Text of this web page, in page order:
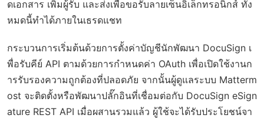
ดเอกสาร เพิ่มผู้รับ และส่งเพื่อขอรับลายเซ็นอิเล็กทรอนิกส์ ทั้ง
หมดนี้ทำได้ภายในเธรดแชท
กระบวนการเริ่มต้นด้วยการตั้งค่าบัญชีนักพัฒนา DocuSign เ
พื่อรับคีย์ API ตามด้วยการกำหนดค่า OAuth เพื่อเปิดใช้งานก
ารรับรองความถูกต้องที่ปลอดภัย จากนั้นผู้ดูแลระบบ Matterm
ost จะติดตั้งหรือพัฒนาปลั๊กอินที่เชื่อมต่อกับ DocuSign eSign
ature REST API เมื่อผสานรวมแล้ว ผู้ใช้จะได้รับประโยชน์จา